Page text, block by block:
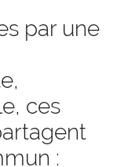
par une
ces
: